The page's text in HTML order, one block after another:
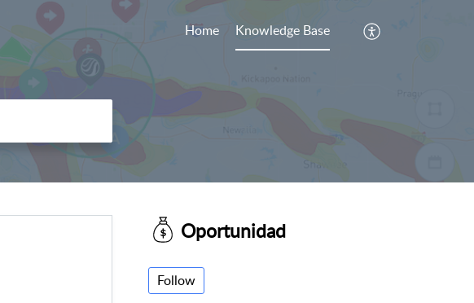
Home Knowledge Base
Oportunidad
Follow